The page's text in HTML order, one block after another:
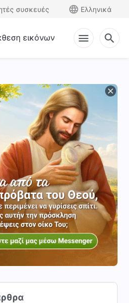
συσκευές Ελληνικά
εικόνων